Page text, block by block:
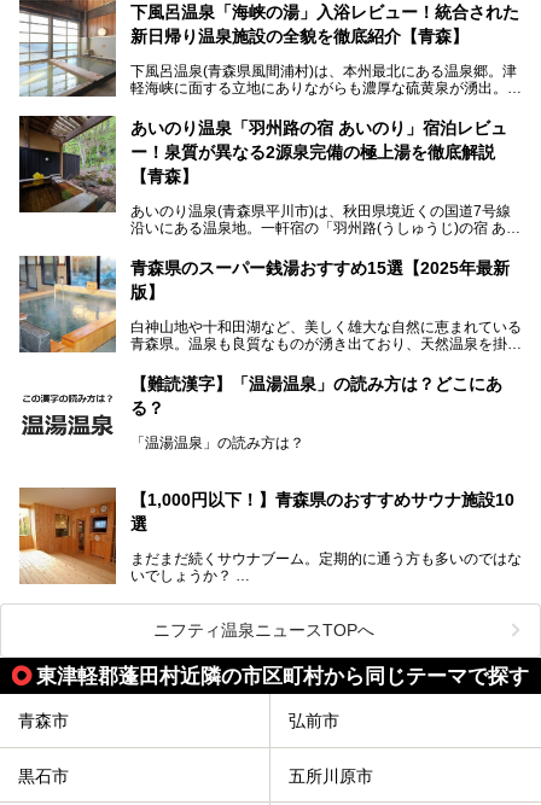
下風呂温泉「海峡の湯」入浴レビュー！統合された
新日帰り温泉施設の全貌を徹底紹介【青森】
下風呂温泉(青森県風間浦村)は、本州最北にある温泉郷。津
軽海峡に面する立地にありながらも濃厚な硫黄泉が湧出。良
泉ファンが訪れる温泉地です。
「海峡の湯」は、以前あった2つの共同浴場を統合し、2020
年12月にオープンした日帰り入浴施設。かつて別々の共同
浴場で使用された2つの源泉を楽しめる点が魅力です。また
無料休憩室や食事処も併設し、地元常連客のみならず観光客
にも利用しやすい施設へ変貌しました。
今回、筆者は実際に海峡の湯へ訪問・入浴し、その魅力を徹
底解説します！
あいのり温泉「羽州路の宿 あいのり」宿泊レビュ
ー！泉質が異なる2源泉完備の極上湯を徹底解説
【青森】
あいのり温泉(青森県平川市)は、秋田県境近くの国道7号線
沿いにある温泉地。一軒宿の「羽州路(うしゅうじ)の宿 あい
(通称:赤湯)と無色透明の単純温泉という2種類の源泉を使用
し、いずれも源泉100％かけ流しで提供している点でしょ
う。
今回筆者は実際に宿泊し、大浴場と露天風呂付き客室を中心
に「羽州路の宿 あいのり」を詳細にご紹介。秋田県側を含
ですが、実はあいのり温泉も決して見逃せない極上湯のひと
つ。その魅力を徹底解説します！
青森県のスーパー銭湯おすすめ15選【2025年最新
版】
白神山地や十和田湖など、美しく雄大な自然に恵まれている
青森県。温泉も良質なものが湧き出ており、天然温泉を掛け
の山並みを眺めながら温泉に浸かり、お食事処でおいしいご
当地グルメを味わうひとときは格別ですね！
今回は、青森県でおすすめのスーパー銭湯を紹介します。
ください。
【難読漢字】「温湯温泉」の読み方は？どこにあ
る？
「温湯温泉」の読み方は？
か？
【1,000円以下！】青森県のおすすめサウナ施設10
選
まだまだ続くサウナブーム。定期的に通う方も多いのではな
いでしょうか？
そこでコスパ抜群！1,000円以下でサウナを楽しめる施設を
紹介します。
格安でも充実の施設でサウナを楽しみませんか？
今回は青森県にある1,000円以下のおすすめサウナ施設を紹
ニフティ温泉ニュースTOPへ
東津軽郡蓬田村近隣の市区町村から同じテーマで探す
青森市 弘前市
黒石市 五所川原市